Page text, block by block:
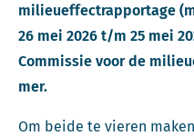
milieueffectrapportage
26 mei 2026 t/m 25 mei
Commissie voor de
mer.
Om beide te vieren